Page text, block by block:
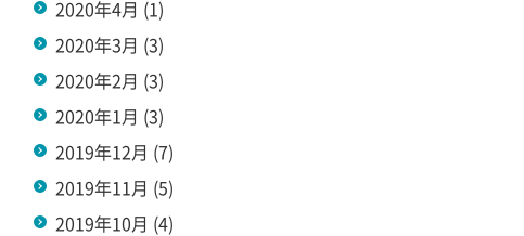
2020年4月 (1)
2020年3月 (3)
2020年2月 (3)
2020年1月 (3)
2019年12月 (7)
2019年11月 (5)
2019年10月 (4)